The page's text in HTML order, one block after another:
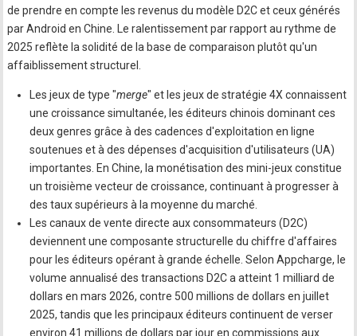
de prendre en compte les revenus du modèle D2C et ceux générés
par Android en Chine. Le ralentissement par rapport au rythme de
2025 reflète la solidité de la base de comparaison plutôt qu'un
affaiblissement structurel.
Les jeux de type "merge" et les jeux de stratégie 4X connaissent
une croissance simultanée, les éditeurs chinois dominant ces
deux genres grâce à des cadences d'exploitation en ligne
soutenues et à des dépenses d'acquisition d'utilisateurs (UA)
importantes. En Chine, la monétisation des mini-jeux constitue
un troisième vecteur de croissance, continuant à progresser à
des taux supérieurs à la moyenne du marché.
Les canaux de vente directe aux consommateurs (D2C)
deviennent une composante structurelle du chiffre d'affaires
pour les éditeurs opérant à grande échelle. Selon Appcharge, le
volume annualisé des transactions D2C a atteint 1 milliard de
dollars en mars 2026, contre 500 millions de dollars en juillet
2025, tandis que les principaux éditeurs continuent de verser
environ 41 millions de dollars par jour en commissions aux